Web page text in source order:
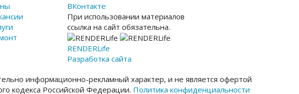
ВКонтакте
При использовании материалов
ссылка на сайт обязательна.
RENDERLife
Разработка сайта
информационно-рекламный характер, и не является офертой
кодекса Российской Федерации. Политика конфиденциальности